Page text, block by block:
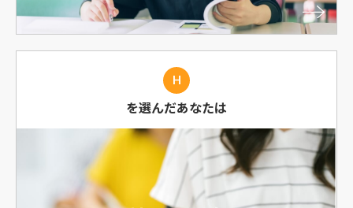
H
を選んだあなたは